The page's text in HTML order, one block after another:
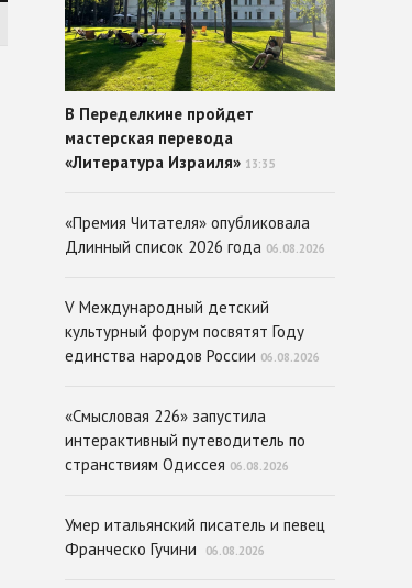
В Переделкине пройдет
мастерская перевода
«Литература Израиля» 13:35
«Премия Читателя» опубликовала
Длинный список 2026 года 06.08.2026
V Международный детский
культурный форум посвятят Году
единства народов России 06.08.2026
«Смысловая 226» запустила
интерактивный путеводитель по
странствиям Одиссея 06.08.2026
Умер итальянский писатель и певец
Франческо Гучини
06.08.2026